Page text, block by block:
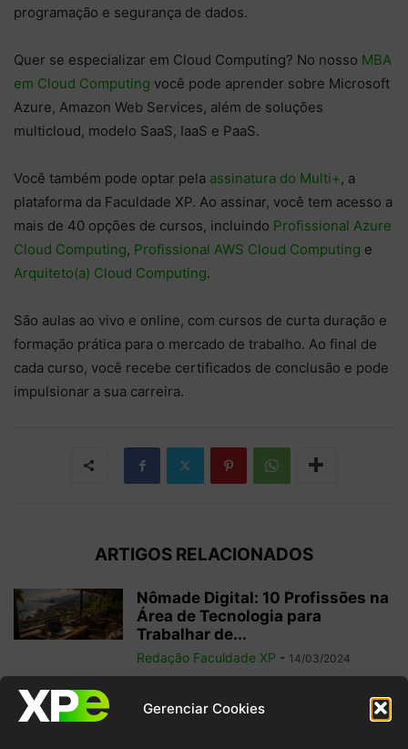
Gerenciar Cookies
programação e segurança de dados.
Quer se especializar em Cloud Computing? No nosso MBA
em Cloud Computing você pode aprender sobre Microsoft
Azure, Amazon Web Services, além de soluções
multicloud, modelo SaaS, IaaS e PaaS.
Você também pode optar pela assinatura do Multi+, a
plataforma da Faculdade XP. Ao assinar, você tem acesso a
mais de 40 opções de cursos, incluindo Profissional Azure
Cloud Computing, Profissional AWS Cloud Computing e
Arquiteto(a) Cloud Computing.
São aulas ao vivo e online, com cursos de curta duração e
formação prática para o mercado de trabalho. Ao final de
cada curso, você recebe certificados de conclusão e pode
impulsionar a sua carreira.
ARTIGOS RELACIONADOS
Nômade Digital: 10 Profissões na
Área de Tecnologia para
Trabalhar de...
Redação Faculdade XP - 14/03/2024
Sua empresa está na nuvem?
Saiba porque isso é necessário